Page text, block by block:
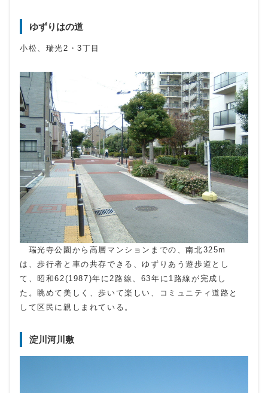
ゆずりはの道
小松、瑞光2・3丁目
瑞光寺公園から高層マンションまでの、南北325m
は、歩行者と車の共存できる、ゆずりあう遊歩道とし
て、昭和62(1987)年に2路線、63年に1路線が完成し
た。眺めて美しく、歩いて楽しい、コミュニティ道路と
して区民に親しまれている。
淀川河川敷